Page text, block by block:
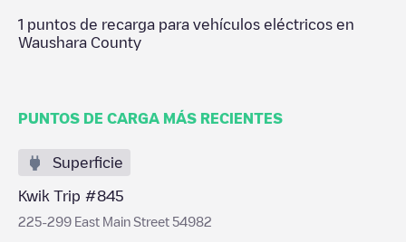
1 puntos de recarga para vehículos eléctricos en
Waushara County
PUNTOS DE CARGA MÁS RECIENTES
Superficie
Kwik Trip #845
225-299 East Main Street 54982